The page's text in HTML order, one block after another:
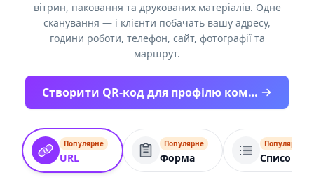
вітрин, паковання та друкованих матеріалів. Одне
сканування — і клієнти побачать вашу адресу,
години роботи, телефон, сайт, фотографії та
маршрут.
Створити QR-код для профілю компанії
Популярне
URL
Популярне
Форма
Популярне
Список